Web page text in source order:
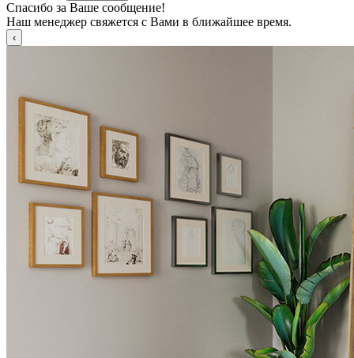
Спасибо за Ваше сообщение!
Наш менеджер свяжется с Вами в ближайшее время.